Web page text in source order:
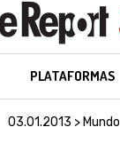
PLATAFORMAS
03.01.2013 > Mundo